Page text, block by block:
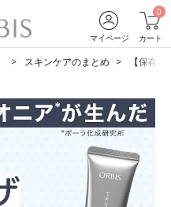
マイページ
0
カート
スキンケアのまとめ 【保存